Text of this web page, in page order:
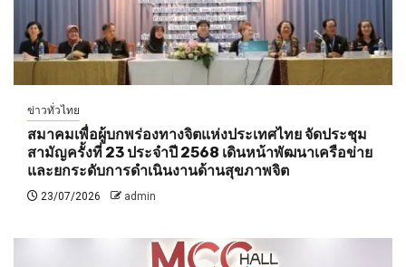
ข่าวทั่วไทย
สมาคมเพื่อผู้บกพร่องทางจิตแห่งประเทศไทย จัดประชุม
สามัญครั้งที่ 23 ประจำปี 2568 เดินหน้าพัฒนาเครือข่าย
และยกระดับการดำเนินงานด้านสุขภาพจิต
23/07/2026 admin